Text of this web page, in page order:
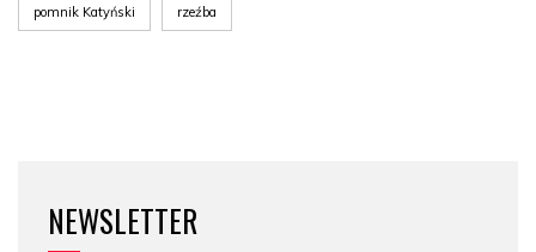
pomnik Katyński rzeźba
NEWSLETTER